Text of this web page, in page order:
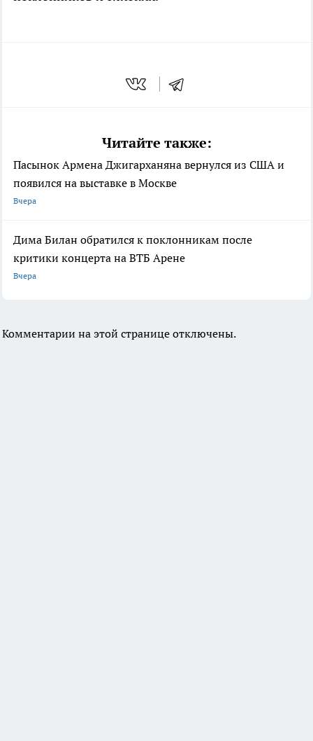
Читайте также:
Пасынок Армена Джигарханяна вернулся из США и
появился на выставке в Москве
Вчера
Дима Билан обратился к поклонникам после
критики концерта на ВТБ Арене
Вчера
Комментарии на этой странице отключены.